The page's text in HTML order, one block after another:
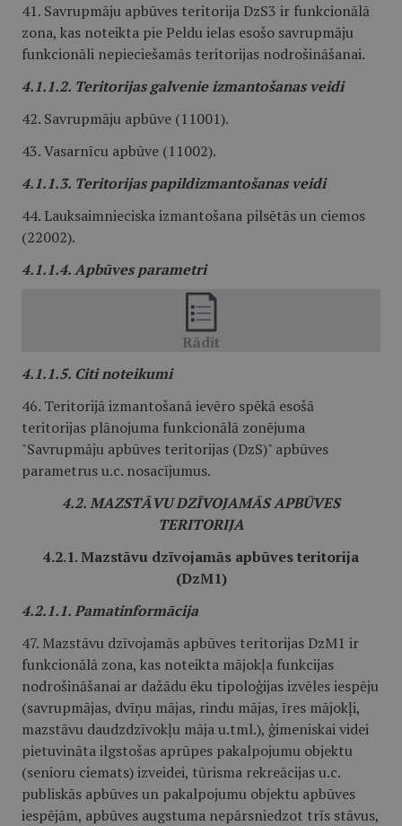
41. Savrupmāju apbūves teritorija DzS3 ir funkcionālā
zona, kas noteikta pie Peldu ielas esošo savrupmāju
funkcionāli nepieciešamās teritorijas nodrošināšanai.
4.1.1.2. Teritorijas galvenie izmantošanas veidi
42. Savrupmāju apbūve (11001).
43. Vasarnīcu apbūve (11002).
4.1.1.3. Teritorijas papildizmantošanas veidi
44. Lauksaimnieciska izmantošana pilsētās un ciemos
(22002).
4.1.1.4. Apbūves parametri
4.1.1.5. Citi noteikumi
46. Teritorijā izmantošanā ievēro spēkā esošā
teritorijas plānojuma funkcionālā zonējuma
"Savrupmāju apbūves teritorijas (DzS)" apbūves
parametrus u.c. nosacījumus.
4.2. MAZSTĀVU DZĪVOJAMĀS APBŪVES
TERITORIJA
4.2.1. Mazstāvu dzīvojamās apbūves teritorija
(DzM1)
4.2.1.1. Pamatinformācija
47. Mazstāvu dzīvojamās apbūves teritorijas DzM1 ir
funkcionālā zona, kas noteikta mājokļa funkcijas
nodrošināšanai ar dažādu ēku tipoloģijas izvēles iespēju
(savrupmājas, dvīņu mājas, rindu mājas, īres mājokļi,
mazstāvu daudzdzīvokļu māja u.tml.), ģimeniskai videi
pietuvināta ilgstošas aprūpes pakalpojumu objektu
(senioru ciemats) izveidei, tūrisma rekreācijas u.c.
publiskās apbūves un pakalpojumu objektu apbūves
iespējām, apbūves augstuma nepārsniedzot trīs stāvus,